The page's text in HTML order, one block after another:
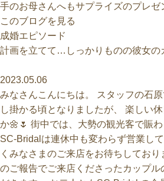
手のお母さんへもサプライズのプレゼ
このブログを見る
計画を立てて…しっかりものの彼女の
2023.05.06
みなさんこんにちは。 スタッフの石
し掛かる頃となりましたが、 楽しい
か🌼🌷 街中では、大勢の観光客で賑わ
SC-Bridalは連休中も変わらず営業し
くみなさまのご来店をお待ちしてお
のご報告でご来店くださったカップル